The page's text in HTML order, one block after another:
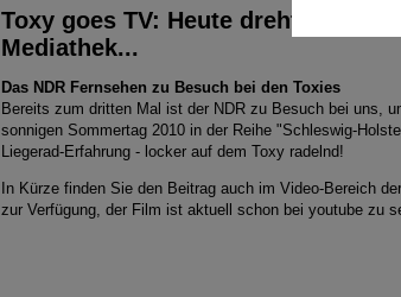
Toxy goes TV: Heute dreht der
Mediathek...
Das NDR Fernsehen zu Besuch bei den Toxies
Bereits zum dritten Mal ist der NDR zu Besuch bei uns,
sonnigen Sommertag 2010 in der Reihe "Schleswig-
Liegerad-Erfahrung - locker auf dem Toxy radelnd!
In Kürze finden Sie den Beitrag auch im Video-Bereich
zur Verfügung, der Film ist aktuell schon bei youtube zu